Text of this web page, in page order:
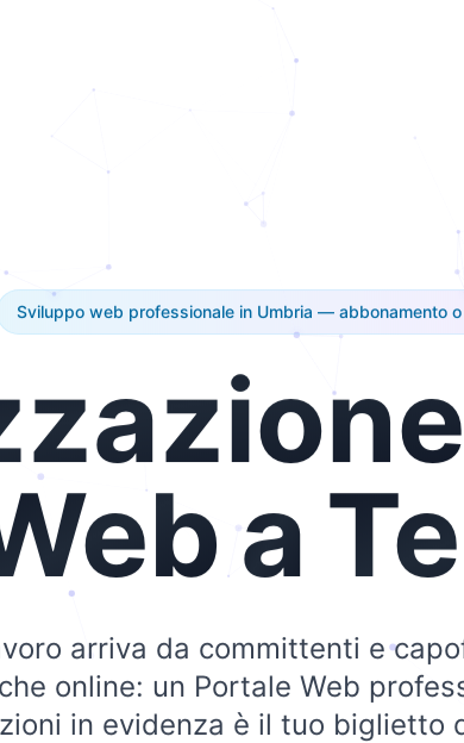
Sviluppo web professionale in Umbria — abbonamento
a
arriva da committenti e
online: un Portale Web
in evidenza è il tuo biglietto